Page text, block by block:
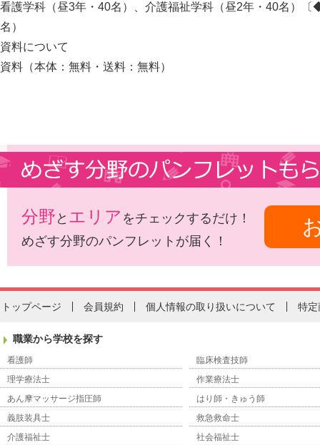
看護学科（昼3年・40名）、介護福祉学科（昼2年・40名）
名）
資料について
資料（本体：無料・送料：無料）
分野 と エリア をチェックするだけ！
めざす分野のパンフレットが届く！
トップページ 会員規約 個人情報の取り扱いについて 特定
職業から学校を探す
看護師
臨床検査技師
理学療法士
作業療法士
あん摩マッサージ指圧師
はり師・きゅう師
義肢装具士
救急救命士
介護福祉士
社会福祉士